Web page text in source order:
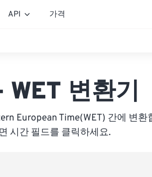
API 가격
WET 변환기
European Time(WET) 간에 변환
시간 필드를 클릭하세요.